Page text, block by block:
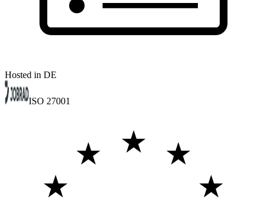
Hosted in DE
ISO 27001
★ ★
★
★
★